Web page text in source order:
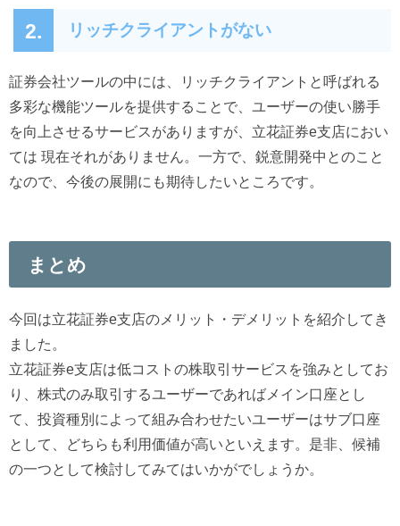
2. リッチクライアントがない
証券会社ツールの中には、リッチクライアントと呼ばれる
多彩な機能ツールを提供することで、ユーザーの使い勝手
を向上させるサービスがありますが、立花証券e支店におい
ては 現在それがありません。一方で、鋭意開発中とのこと
なので、今後の展開にも期待したいところです。
まとめ
今回は立花証券e支店のメリット・デメリットを紹介してき
ました。
立花証券e支店は低コストの株取引サービスを強みとしてお
り、株式のみ取引するユーザーであればメイン口座とし
て、投資種別によって組み合わせたいユーザーはサブ口座
として、どちらも利用価値が高いといえます。是非、候補
の一つとして検討してみてはいかがでしょうか。